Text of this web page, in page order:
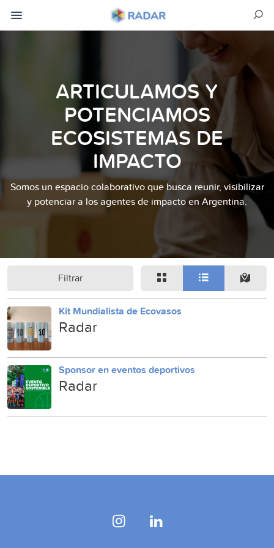
ARTICULAMOS Y
POTENCIAMOS
ECOSISTEMAS DE
IMPACTO
Somos un espacio colaborativo que busca reunir, visibilizar
y potenciar a los agentes de impacto en Argentina.
Filtrar
Kit Mundialista de Ecovasos
Radar
Sponsor en eventos deportivos
Radar